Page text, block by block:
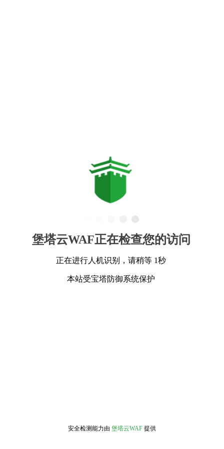
堡塔云WAF正在检查您的访问
正在进行人机识别，请稍等 1秒
本站受宝塔防御系统保护
安全检测能力由 堡塔云WAF 提供